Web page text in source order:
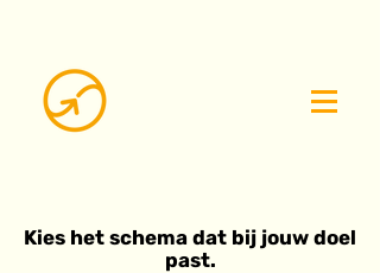
Kies het schema dat bij jouw doel
past.